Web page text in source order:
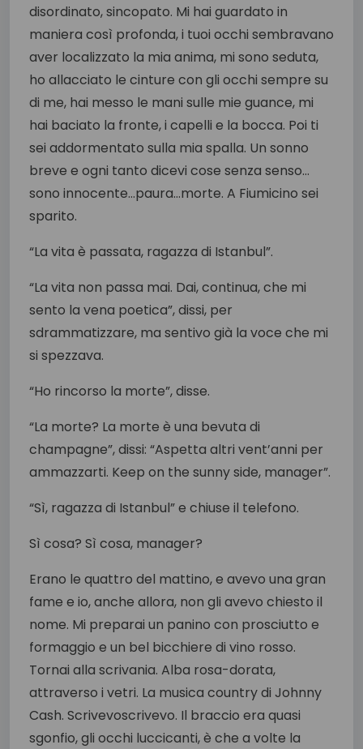
disordinato, sincopato. Mi hai guardato in
maniera così profonda, i tuoi occhi sembravano
aver localizzato la mia anima, mi sono seduta,
ho allacciato le cinture con gli occhi sempre su
di me, hai messo le mani sulle mie guance, mi
hai baciato la fronte, i capelli e la bocca. Poi ti
sei addormentato sulla mia spalla. Un sonno
breve e ogni tanto dicevi cose senza senso…
sono innocente…paura…morte. A Fiumicino sei
sparito.
“La vita è passata, ragazza di Istanbul”.
“La vita non passa mai. Dai, continua, che mi
sento la vena poetica”, dissi, per
sdrammatizzare, ma sentivo già la voce che mi
si spezzava.
“Ho rincorso la morte”, disse.
“La morte? La morte è una bevuta di
champagne”, dissi: “Aspetta altri vent’anni per
ammazzarti. Keep on the sunny side, manager”.
“Sì, ragazza di Istanbul” e chiuse il telefono.
Sì cosa? Sì cosa, manager?
Erano le quattro del mattino, e avevo una gran
fame e io, anche allora, non gli avevo chiesto il
nome. Mi preparai un panino con prosciutto e
formaggio e un bel bicchiere di vino rosso.
Tornai alla scrivania. Alba rosa-dorata,
attraverso i vetri. La musica country di Johnny
Cash. Scrivevoscrivevo. Il braccio era quasi
sgonfio, gli occhi luccicanti, è che a volte la